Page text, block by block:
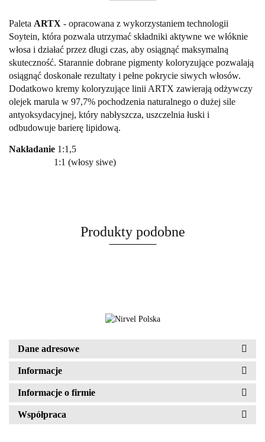
Paleta ARTX - opracowana z wykorzystaniem technologii
Soytein, która pozwala utrzymać składniki aktywne we włóknie
włosa i działać przez długi czas, aby osiągnąć maksymalną
skuteczność. Starannie dobrane pigmenty koloryzujące pozwalają
osiągnąć doskonałe rezultaty i pełne pokrycie siwych włosów.
Dodatkowo kremy koloryzujące linii ARTX zawierają odżywczy
olejek marula w 97,7% pochodzenia naturalnego o dużej sile
antyoksydacyjnej, który nabłyszcza, uszczelnia łuski i
odbudowuje barierę lipidową.
Nakładanie 1:1,5
1:1 (włosy siwe)
Produkty podobne
Dane adresowe
Informacje
Informacje o firmie
Współpraca